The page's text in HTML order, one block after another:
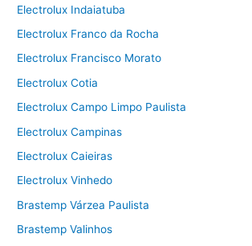
Electrolux Indaiatuba
Electrolux Franco da Rocha
Electrolux Francisco Morato
Electrolux Cotia
Electrolux Campo Limpo Paulista
Electrolux Campinas
Electrolux Caieiras
Electrolux Vinhedo
Brastemp Várzea Paulista
Brastemp Valinhos